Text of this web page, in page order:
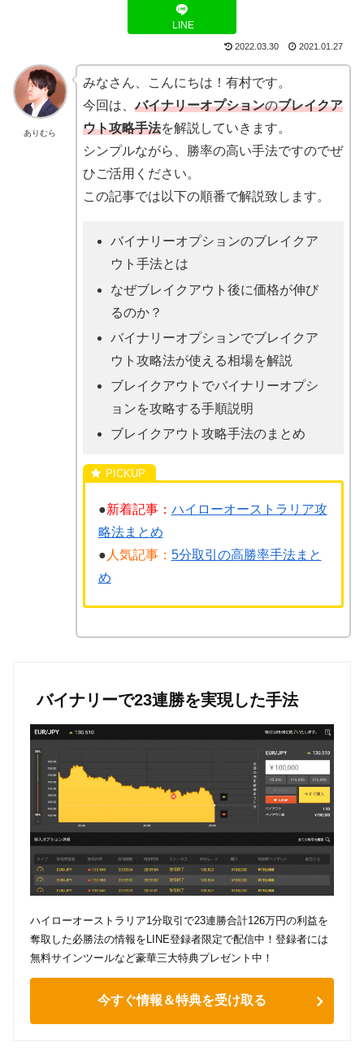
LINE
2022.03.30 2021.01.27
ありむら
みなさん、こんにちは！有村です。
今回は、バイナリーオプションのブレイクア
ウト攻略手法を解説していきます。
シンプルながら、勝率の高い手法ですのでぜ
ひご活用ください。
この記事では以下の順番で解説致します。
バイナリーオプションのブレイクア
ウト手法とは
なぜブレイクアウト後に価格が伸び
るのか？
バイナリーオプションでブレイクア
ウト攻略法が使える相場を解説
ブレイクアウトでバイナリーオプシ
ョンを攻略する手順説明
ブレイクアウト攻略手法のまとめ
●新着記事： ハイローオーストラリア攻
略法まとめ
●人気記事： 5分取引の高勝率手法まと
め
バイナリーで23連勝を実現した手法
ハイローオーストラリア1分取引で23連勝合計126万円の利益を
奪取した必勝法の情報をLINE登録者限定で配信中！登録者には
無料サインツールなど豪華三大特典プレゼント中！
今すぐ情報＆特典を受け取る